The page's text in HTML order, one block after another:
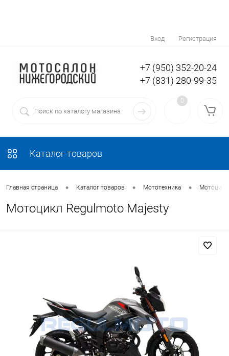
Вход Регистрация
+7 (950) 352-20-24
+7 (831) 280-99-35
0
Каталог товаров
Главная страница • Каталог товаров • Мототехника •
Мотоцикл Regulmoto Majesty